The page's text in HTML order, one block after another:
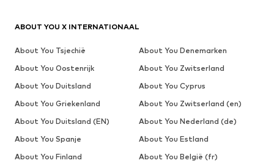
ABOUT YOU X INTERNATIONAAL
About You Tsjechië
About You Denemarken
About You Oostenrijk
About You Zwitserland
About You Duitsland
About You Cyprus
About You Griekenland
About You Zwitserland (en)
About You Duitsland (EN)
About You Nederland (de)
About You Spanje
About You Estland
About You Finland
About You België (fr)